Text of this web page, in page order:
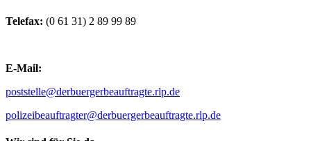
Telefax: (0 61 31) 2 89 99 89
E-Mail:
poststelle@derbuergerbeauftragte.rlp.de
polizeibeauftragter@derbuergerbeauftragte.rlp.de